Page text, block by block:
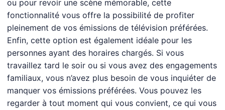
ou pour revoir une scène mémorable, cette
fonctionnalité vous offre la possibilité de profiter
pleinement de vos émissions de télévision préférées.
Enfin, cette option est également idéale pour les
personnes ayant des horaires chargés. Si vous
travaillez tard le soir ou si vous avez des engagements
familiaux, vous n’avez plus besoin de vous inquiéter de
manquer vos émissions préférées. Vous pouvez les
regarder à tout moment qui vous convient, ce qui vous